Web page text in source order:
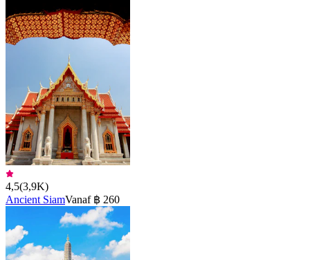
4,5(3,9K)
Ancient SiamVanaf ฿ 260